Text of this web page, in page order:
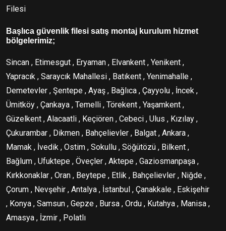
Filesi
Başlıca güvenlik filesi satış montaj kurulum hizmet
bölgelerimiz;
Sincan , Etimesgut , Eryaman , Elvankent , Yenikent ,
Yapracık , Saraycık Mahallesi , Batıkent , Yenimahalle ,
Demetevler , Şentepe , Ayaş , Bağlıca , Çayyolu , İncek ,
Ümitköy , Çankaya , Temelli , Törekent , Yaşamkent ,
Güzelkent , Alacaatli , Keçiören , Cebeci , Ulus , Kızılay ,
Çukurambar , Dikmen , Bahçelievler , Balgat , Ankara ,
Mamak , İvedik , Ostim , Sokullu , Söğütözü , Bilkent ,
Bağlum , Ufuktepe , Öveçler , Aktepe , Gaziosmanpaşa ,
Kırkkonaklar , Oran , Beytepe , Etlik , Bahçelievler , Niğde ,
Çorum , Nevşehir , Antalya , İstanbul , Çanakkale , Eskişehir
, Konya , Samsun , Gepze , Bursa , Ordu , Kutahya , Manisa ,
Amasya , İzmir , Polatlı